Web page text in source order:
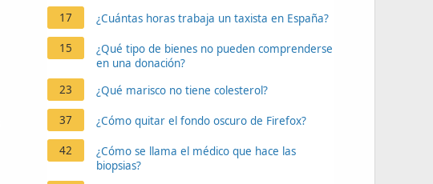
17 ¿Cuántas horas trabaja un taxista en España?
15
¿Qué tipo de bienes no pueden comprenderse
en una donación?
23
¿Qué marisco no tiene colesterol?
37 ¿Cómo quitar el fondo oscuro de Firefox?
42
¿Cómo se llama el médico que hace las
biopsias?